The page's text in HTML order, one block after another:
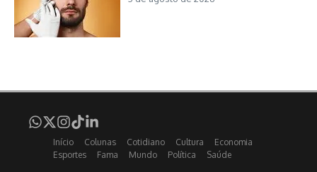
Início Colunas Cotidiano Cultura
Economia
Esportes
Fama Mundo Política Saúde